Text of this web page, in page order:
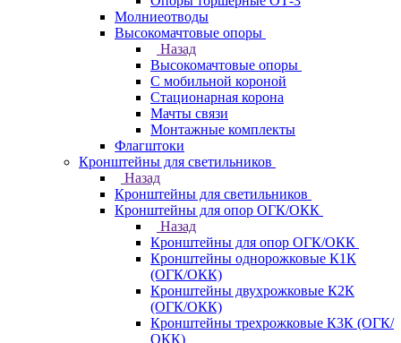
Молниеотводы
Высокомачтовые опоры
Назад
Высокомачтовые опоры
С мобильной короной
Стационарная корона
Мачты связи
Монтажные комплекты
Флагштоки
Кронштейны для светильников
Назад
Кронштейны для светильников
Кронштейны для опор ОГК/ОКК
Назад
Кронштейны для опор ОГК/ОКК
Кронштейны однорожковые К1К
(ОГК/ОКК)
Кронштейны двухрожковые К2К
(ОГК/ОКК)
Кронштейны трехрожковые К3К (ОГК/
ОКК)